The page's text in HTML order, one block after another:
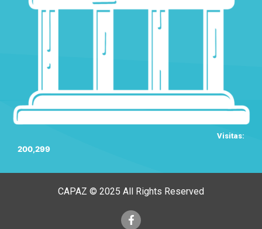
Visitas:
200,299
CAPAZ © 2025 All Rights Reserved